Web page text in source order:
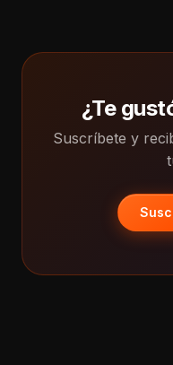
¿Te
Suscríbete y